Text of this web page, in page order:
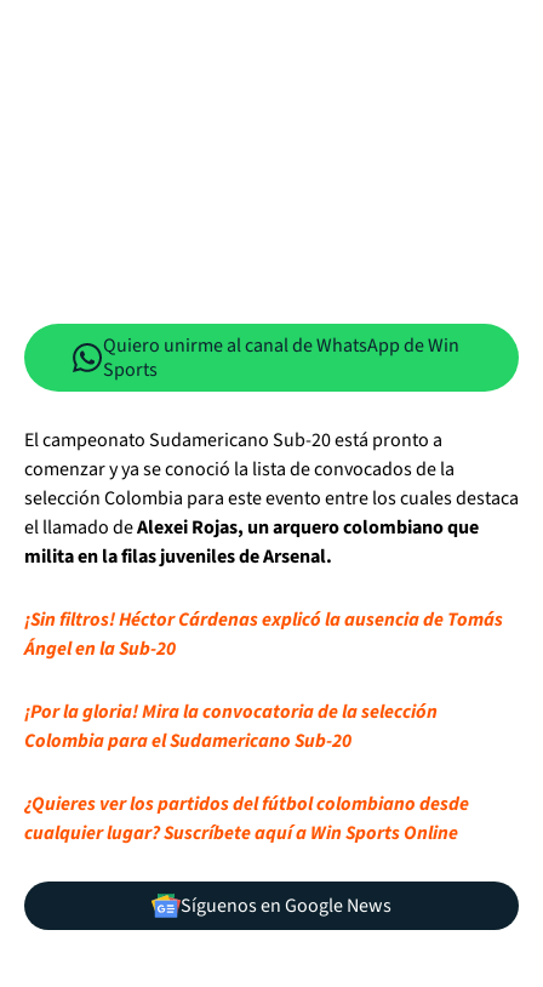
Quiero unirme al canal de WhatsApp de Win
Sports
El campeonato Sudamericano Sub-20 está pronto a
comenzar y ya se conoció la lista de convocados de la
selección Colombia para este evento entre los cuales destaca
el llamado deAlexei Rojas, un arquero colombiano que
milita en la filas juveniles de Arsenal.
¡Sin filtros! Héctor Cárdenas explicó la ausencia de Tomás
Ángel en la Sub-20
¡Por la gloria! Mira la convocatoria de la selección
Colombia para el Sudamericano Sub-20
¿Quieres ver los partidos del fútbol colombiano desde
cualquier lugar? Suscríbete aquí a Win Sports Online
Síguenos en Google News